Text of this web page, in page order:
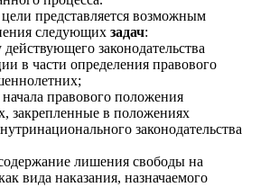
представляется возможным
следующих задач:
законодательства
в части определения правового
правового положения
закрепленные в положениях
законодательства
лишения свободы на
вида наказания, назначаемого